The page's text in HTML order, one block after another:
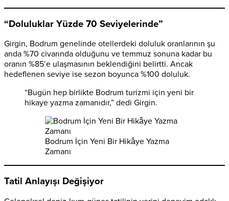
“Doluluklar Yüzde 70 Seviyelerinde”
Girgin, Bodrum genelinde otellerdeki doluluk oranlarının şu
anda %70 civarında olduğunu ve temmuz sonuna kadar bu
oranın %85’e ulaşmasının beklendiğini belirtti. Ancak
hedeflenen seviye ise sezon boyunca %100 doluluk.
“Bugün hep birlikte Bodrum turizmi için yeni bir
hikaye yazma zamanıdır,” dedi Girgin.
Bodrum İçin Yeni Bir Hikâye Yazma
Zamanı
Tatil Anlayışı Değişiyor